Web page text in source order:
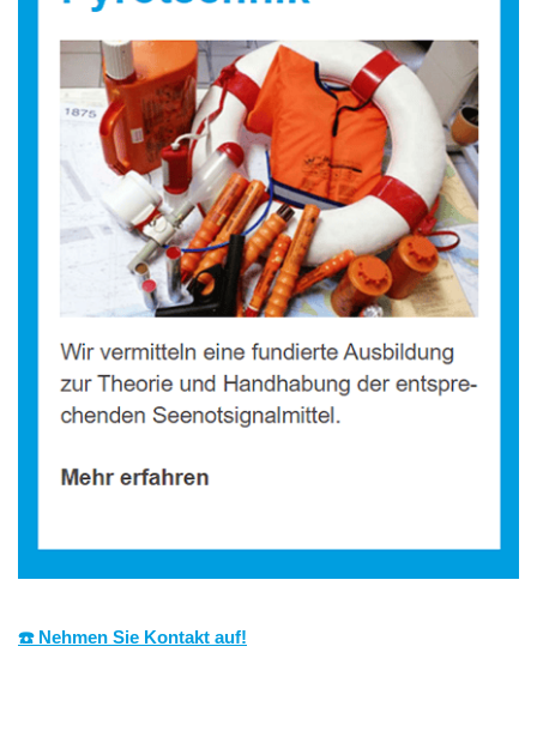
☎️ Nehmen Sie Kontakt auf!